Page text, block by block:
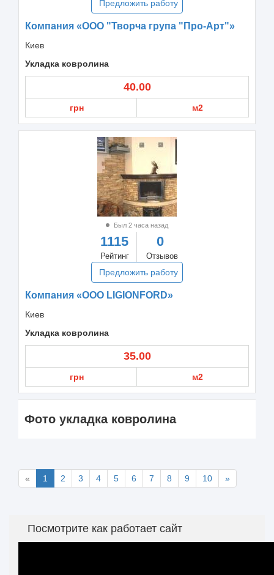
Предложить работу
Компания «ООО "Творча група "Про-Арт"»
Киев
Укладка ковролина
40.00
грн м2
Был 2 часа назад
1115
Рейтинг
0
Отзывов
Предложить работу
Компания «ООО LIGIONFORD»
Киев
Укладка ковролина
35.00
грн м2
Фото укладка ковролина
« 1 2 3 4 5 6 7 8 9 10 »
Посмотрите как работает сайт